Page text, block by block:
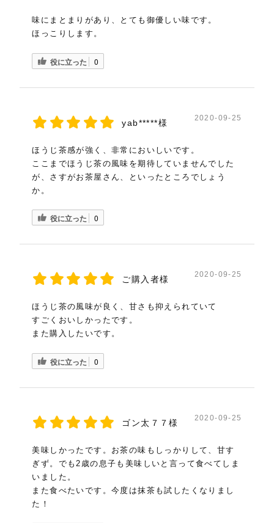
味にまとまりがあり、とても御優しい味です。
ほっこりします。
役に立った 0
yab*****様 2020-09-25
ほうじ茶感が強く、非常においしいです。
ここまでほうじ茶の風味を期待していませんでした
が、さすがお茶屋さん、といったところでしょう
か。
役に立った 0
ご購入者様 2020-09-25
ほうじ茶の風味が良く、甘さも抑えられていて
すごくおいしかったです。
また購入したいです。
役に立った 0
ゴン太７７様 2020-09-25
美味しかったです。お茶の味もしっかりして、甘す
ぎず。でも2歳の息子も美味しいと言って食べてしま
いました。
また食べたいです。今度は抹茶も試したくなりまし
た！